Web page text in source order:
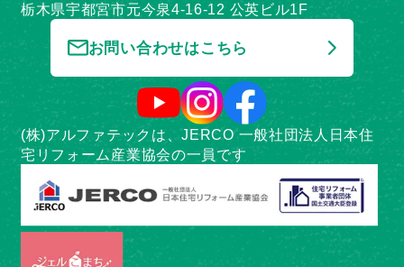
栃木県宇都宮市元今泉4-16-12 公英ビル1F
お問い合わせはこちら
(株)アルファテックは、JERCO 一般社団法人日本住
宅リフォーム産業協会の一員です